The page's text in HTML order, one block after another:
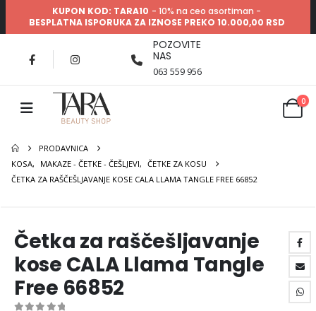
KUPON KOD: TARA10 - 10% na ceo asortiman -
BESPLATNA ISPORUKA ZA IZNOSE PREKO 10.000,00 RSD
POZOVITE
NAS
063 559 956
0
PRODAVNICA
KOSA, MAKAZE - ČETKE - ČEŠLJEVI, ČETKE ZA KOSU
ČETKA ZA RAŠČEŠLJAVANJE KOSE CALA LLAMA TANGLE FREE 66852
Četka za raščešljavanje
kose CALA Llama Tangle
Free 66852